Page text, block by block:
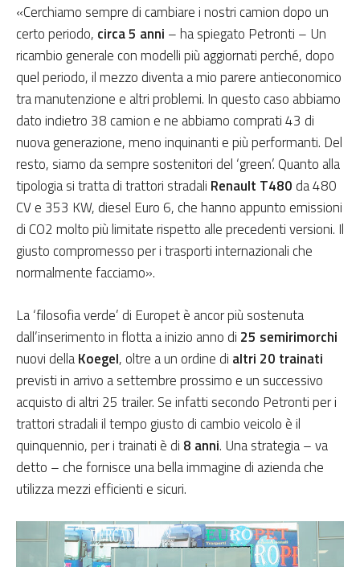
«Cerchiamo sempre di cambiare i nostri camion dopo un
certo periodo, circa 5 anni – ha spiegato Petronti – Un
ricambio generale con modelli più aggiornati perché, dopo
quel periodo, il mezzo diventa a mio parere antieconomico
tra manutenzione e altri problemi. In questo caso abbiamo
dato indietro 38 camion e ne abbiamo comprati 43 di
nuova generazione, meno inquinanti e più performanti. Del
resto, siamo da sempre sostenitori del ‘green’. Quanto alla
tipologia si tratta di trattori stradali Renault T480 da 480
CV e 353 KW, diesel Euro 6, che hanno appunto emissioni
di CO2 molto più limitate rispetto alle precedenti versioni. Il
giusto compromesso per i trasporti internazionali che
normalmente facciamo».
La ‘filosofia verde’ di Europet è ancor più sostenuta
dall’inserimento in flotta a inizio anno di 25 semirimorchi
nuovi dellaKoegel, oltre a un ordine di altri 20 trainati
previsti in arrivo a settembre prossimo e un successivo
acquisto di altri 25 trailer. Se infatti secondo Petronti per i
trattori stradali il tempo giusto di cambio veicolo è il
quinquennio, per i trainati è di 8 anni. Una strategia – va
detto – che fornisce una bella immagine di azienda che
utilizza mezzi efficienti e sicuri.